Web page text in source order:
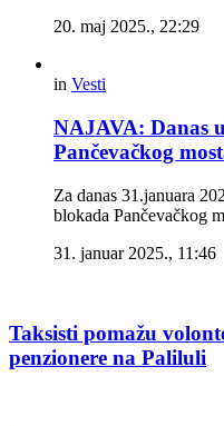
20. maj 2025., 22:29
in Vesti
NAJAVA: Danas
Pančevačkog
Za danas 31.januara
blokada Pančevačkog
31. januar 2025., 11:46
Taksisti pomažu
penzionere na Paliluli